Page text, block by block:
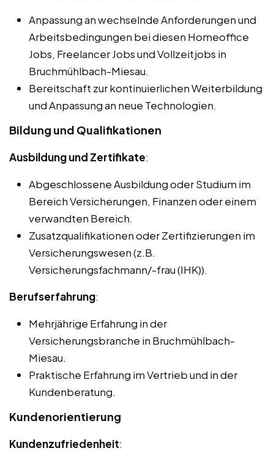
Anpassung an wechselnde Anforderungen und
Arbeitsbedingungen bei diesen Homeoffice
Jobs, Freelancer Jobs und Vollzeitjobs in
Bruchmühlbach-Miesau.
Bereitschaft zur kontinuierlichen Weiterbildung
und Anpassung an neue Technologien.
Bildung und Qualifikationen
Ausbildung und Zertifikate:
Abgeschlossene Ausbildung oder Studium im
Bereich Versicherungen, Finanzen oder einem
verwandten Bereich.
Zusatzqualifikationen oder Zertifizierungen im
Versicherungswesen (z.B.
Versicherungsfachmann/-frau (IHK)).
Berufserfahrung:
Mehrjährige Erfahrung in der
Versicherungsbranche in Bruchmühlbach-
Miesau.
Praktische Erfahrung im Vertrieb und in der
Kundenberatung.
Kundenorientierung
Kundenzufriedenheit: